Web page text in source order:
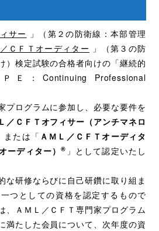
サー
」（第２の防衛線：本部管理
ＣＦＴオーディター 」（第３の防
）検定試験の合格者向けの「継続的
：Continuing Professional
プログラムに参加し、必要な要件を
／ＣＦＴオフィサー（アンチマネロ
または「 ＡＭＬ／ＣＦＴオーディタ
ーディター）® 」として認定いたし
研修ならびに自己研鑽に取り組ま
つとしての資格を認定するもので
、ＡＭＬ／ＣＦＴ専門家プログラム
満たした会員について、次年度の資